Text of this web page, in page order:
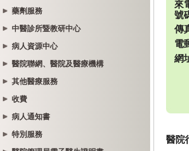
藥劑服務
中醫診所暨教研中心
病人資源中心
醫院聯網、醫院及醫療機構
其他醫療服務
收費
病人通知書
特別服務